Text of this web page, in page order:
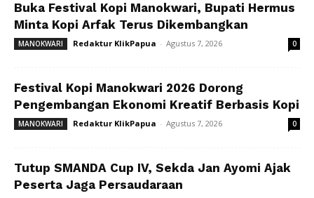
Buka Festival Kopi Manokwari, Bupati Hermus
Minta Kopi Arfak Terus Dikembangkan
MANOKWARI Redaktur KlikPapua - Agustus 7, 2026 0
Festival Kopi Manokwari 2026 Dorong
Pengembangan Ekonomi Kreatif Berbasis Kopi
MANOKWARI Redaktur KlikPapua - Agustus 7, 2026 0
Tutup SMANDA Cup IV, Sekda Jan Ayomi Ajak
Peserta Jaga Persaudaraan